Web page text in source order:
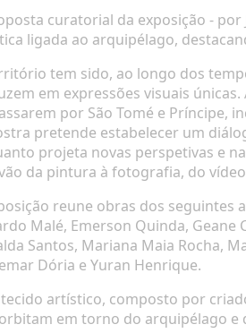
curatorial da exposição -
ligada ao arquipélago,
tem sido, ao longo dos
em expressões visuais
por São Tomé e
pretende estabelecer um
projeta novas perspetivas e
da pintura à fotografia, do
reune obras dos seguintes
Malé, Emerson Quinda, Geane
Santos, Mariana Maia Rocha,
Dória e Yuran Henrique.
artístico, composto por
em torno do arquipélago e